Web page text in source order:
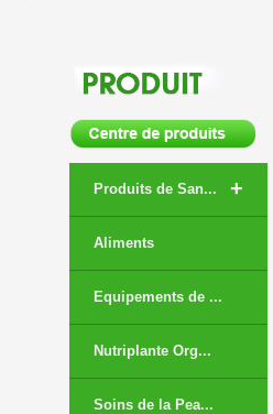
Produits de San... +
Aliments
Equipements de ...
Nutriplante Org...
Soins de la Pea...